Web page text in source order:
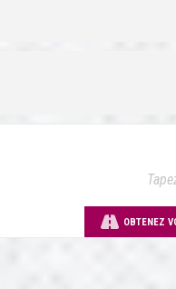
OBTENEZ